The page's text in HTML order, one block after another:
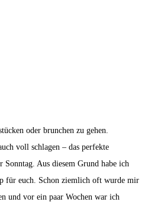
oder brunchen zu gehen.
voll schlagen – das perfekte
Sonntag. Aus diesem Grund habe ich
für euch. Schon ziemlich oft wurde mir
und vor ein paar Wochen war ich